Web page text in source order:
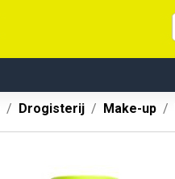
Drogisterij Make-up